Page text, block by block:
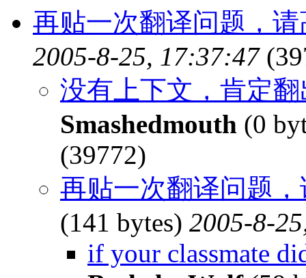
再贴一次翻译问题，
2005-8-25, 17:37:47
没有上下文，肯定
Smashedmouth (0
(39772)
再贴一次翻译问题
(141 bytes) 2005-8-
if your classmate